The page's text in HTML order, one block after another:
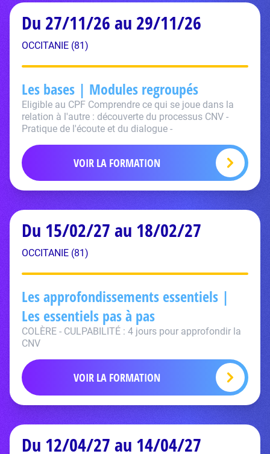
Du 27/11/26 au 29/11/26
OCCITANIE (81)
Les bases | Modules regroupés
Eligible au CPF Comprendre ce qui se joue dans la
relation à l'autre : découverte du processus CNV -
Pratique de l'écoute et du dialogue -
VOIR LA FORMATION
Du 15/02/27 au 18/02/27
OCCITANIE (81)
Les approfondissements essentiels |
Les essentiels pas à pas
COLÈRE - CULPABILITÉ : 4 jours pour approfondir la
CNV
VOIR LA FORMATION
Du 12/04/27 au 14/04/27